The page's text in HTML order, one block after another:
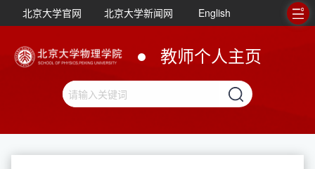
北京大学官网 北京大学新闻网 English
教师个人主页